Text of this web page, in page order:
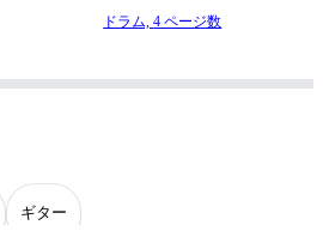
ドラム,4 ページ数
ギター